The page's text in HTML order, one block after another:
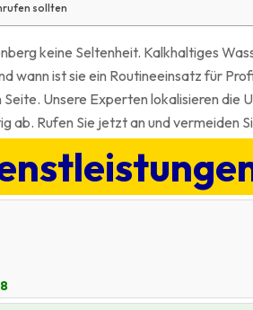
sollten
keine Seltenheit. Kalkhaltiges
wann ist sie ein Routineeinsatz für
Unsere Experten lokalisieren
ab. Rufen Sie jetzt an und vermeiden